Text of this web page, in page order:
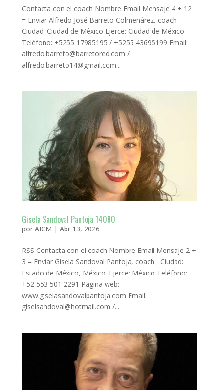
Contacta con el coach Nombre Email Mensaje 4 + 12
= Enviar Alfredo José Barreto Colmenárez, coach
Ciudad: Ciudad de México Ejerce: Ciudad de México
Teléfono: +5255 17985195 / +5255 43695199 Email:
alfredo.barreto@barretored.com /
alfredo.barreto14@gmail.com...
Gisela Sandoval Pantoja 14080
por AICM | Abr 13, 2026
RSS Contacta con el coach Nombre Email Mensaje 2 +
3 = Enviar Gisela Sandoval Pantoja, coach Ciudad:
Estado de México, México. Ejerce: México Teléfono:
+52 553 501 2291 Página web:
www.giselasandovalpantoja.com Email:
giselsandoval@hotmail.com /...